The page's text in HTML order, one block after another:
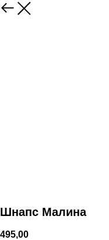
Шнапс Малина
495,00